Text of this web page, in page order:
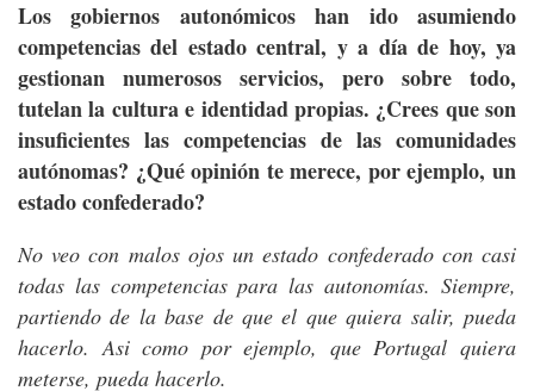
Los gobiernos autonómicos han ido asumiendo
competencias del estado central, y a día de hoy, ya
gestionan numerosos servicios, pero sobre todo,
tutelan la cultura e identidad propias. ¿Crees que son
insuficientes las competencias de las comunidades
autónomas? ¿Qué opinión te merece, por ejemplo, un
estado confederado?
No veo con malos ojos un estado confederado con casi
todas las competencias para las autonomías. Siempre,
partiendo de la base de que el que quiera salir, pueda
hacerlo. Asi como por ejemplo, que Portugal quiera
meterse, pueda hacerlo.